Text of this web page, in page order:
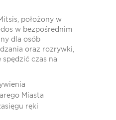
położony w
w bezpośrednim
dla osób
oraz rozrywki,
czas na
Miasta
ręki